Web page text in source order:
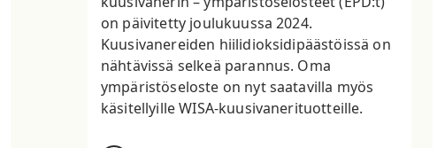
on päivitetty joulukuussa 2024.
Kuusivanereiden hiilidioksidipäästöissä on
nähtävissä selkeä parannus. Oma
ympäristöseloste on nyt saatavilla myös
käsitellyille WISA-kuusivanerituotteille.